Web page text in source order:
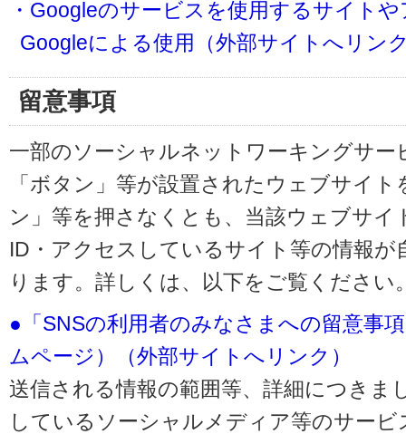
・Googleのサービスを使用するサイト
Googleによる使用（外部サイトへリン
留意事項
一部のソーシャルネットワーキングサー
「ボタン」等が設置されたウェブサイ
ン」等を押さなくとも、当該ウェブサイ
ID・アクセスしているサイト等の情報
ります。詳しくは、以下をご覧ください
●「SNSの利用者のみなさまへの留意事
ムページ）（外部サイトへリンク）
送信される情報の範囲等、詳細につきま
しているソーシャルメディア等のサー